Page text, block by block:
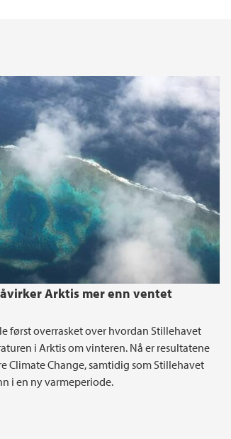
Arktis mer enn ventet
først overrasket over hvordan Stillehavet
i Arktis om vinteren. Nå er resultatene
Climate Change, samtidig som Stillehavet
i en ny varmeperiode.